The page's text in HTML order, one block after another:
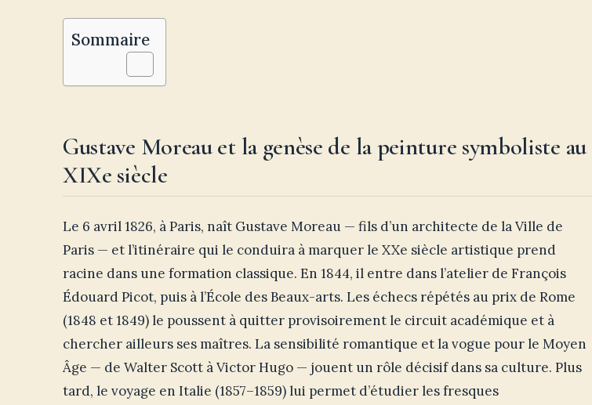
Sommaire
Gustave Moreau et la genèse de la peinture symboliste au
XIXe siècle
Le 6 avril 1826, à Paris, naît Gustave Moreau — fils d’un architecte de la Ville de
Paris — et l’itinéraire qui le conduira à marquer le XXe siècle artistique prend
racine dans une formation classique. En 1844, il entre dans l’atelier de François
Édouard Picot, puis à l’École des Beaux-arts. Les échecs répétés au prix de Rome
(1848 et 1849) le poussent à quitter provisoirement le circuit académique et à
chercher ailleurs ses maîtres. La sensibilité romantique et la vogue pour le Moyen
Âge — de Walter Scott à Victor Hugo — jouent un rôle décisif dans sa culture. Plus
tard, le voyage en Italie (1857–1859) lui permet d’étudier les fresques